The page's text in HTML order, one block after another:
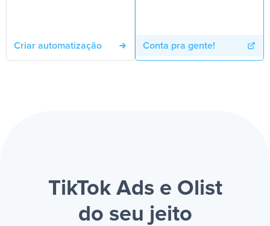
Criar automatização Conta pra gente!
TikTok Ads e Olist
do seu jeito